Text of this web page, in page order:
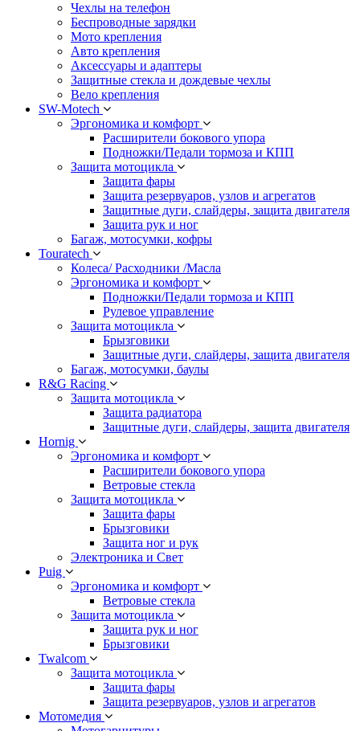
Чехлы на телефон
Беспроводные зарядки
Мото крепления
Авто крепления
Аксессуары и адаптеры
Защитные стекла и дождевые чехлы
Вело крепления
SW-Motech
Эргономика и комфорт
Расширители бокового упора
Подножки/Педали тормоза и КПП
Защита мотоцикла
Защита фары
Защита резервуаров, узлов и агрегатов
Защитные дуги, слайдеры, защита двигателя
Защита рук и ног
Багаж, мотосумки, кофры
Touratech
Колеса/ Расходники /Масла
Эргономика и комфорт
Подножки/Педали тормоза и КПП
Рулевое управление
Защита мотоцикла
Брызговики
Защитные дуги, слайдеры, защита двигателя
Багаж, мотосумки, баулы
R&G Racing
Защита мотоцикла
Защита радиатора
Защитные дуги, слайдеры, защита двигателя
Hornig
Эргономика и комфорт
Расширители бокового упора
Ветровые стекла
Защита мотоцикла
Защита фары
Брызговики
Защита ног и рук
Электроника и Свет
Puig
Эргономика и комфорт
Ветровые стекла
Защита мотоцикла
Защита рук и ног
Брызговики
Twalcom
Защита мотоцикла
Защита фары
Защита резервуаров, узлов и агрегатов
Мотомедия